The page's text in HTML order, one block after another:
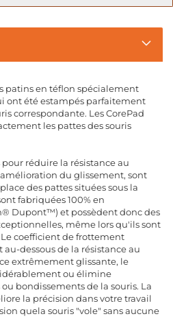
patins en téflon spécialement
ont été estampés parfaitement
correspondante. Les CorePad
les pattes des souris
pour réduire la résistance au
du glissement, sont
des pattes situées sous la
fabriquées 100% en
Dupont™) et possèdent donc des
même lors qu'ils sont
Le coefficient de frottement
dessous de la résistance au
extrêmement glissante, le
ou élimine
bondissements de la souris. La
la précision dans votre travail
quela souris "vole" sans aucune